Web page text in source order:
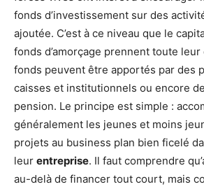
fonds d’investissement sur des
ajoutée. C’est à ce niveau que le
fonds d’amorçage prennent toute
fonds peuvent être apportés par des
caisses et institutionnels ou encore
pension. Le principe est simple :
généralement les jeunes et moins
projets au business plan bien ficelé
leur entreprise. Il faut comprendre
au-delà de financer tout court, mais